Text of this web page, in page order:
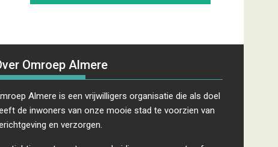
Omroep Almere
Almere is een vrijwilligers organisatie die als doel
de inwoners van onze mooie stad te voorzien van
en verzorgen.